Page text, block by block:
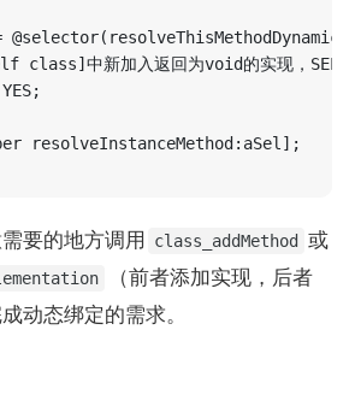
class]中新加入返回为void的实现，
resolveInstanceMethod:aSel];
要的地方调用 class_addMethod 或
（前者添加实现，后者
动态绑定的需求。